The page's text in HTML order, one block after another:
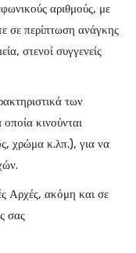
αριθμούς, με
σε περίπτωση ανάγκης
στενοί συγγενείς
των
κινούνται
χρώμα κ.λπ.), για να
Αρχές, ακόμη και σε
σας